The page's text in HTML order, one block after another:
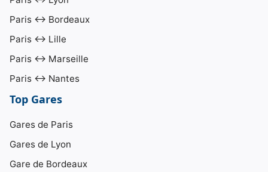
Paris ↔ Bordeaux
Paris ↔ Lille
Paris ↔ Marseille
Paris ↔ Nantes
Top Gares
Gares de Paris
Gares de Lyon
Gare de Bordeaux